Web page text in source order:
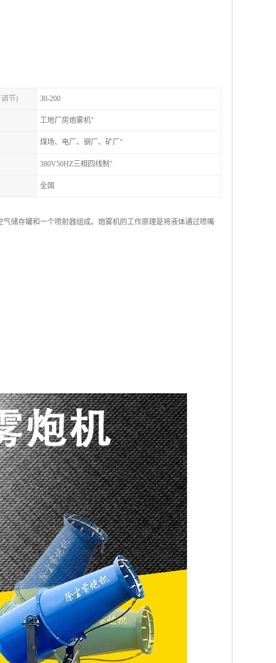
调节) 30-200
工地厂房炮雾机"
煤场、电厂、钢厂、矿厂"
380V50HZ三相四线制"
全国
储存罐和一个喷射器组成。炮雾机的工作原理是将液体通过喷嘴